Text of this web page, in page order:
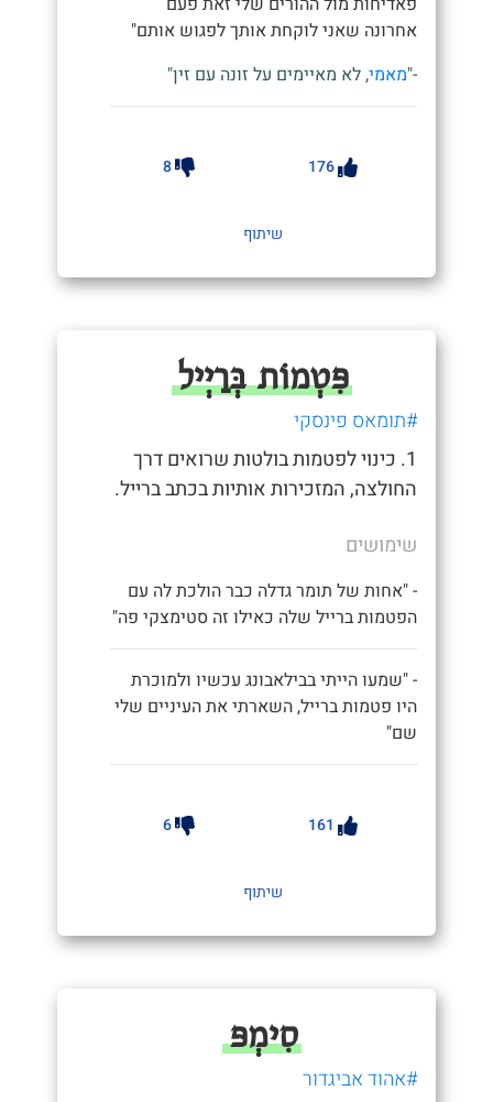
אחרונה שאני לוקחת אותך לפגוש אותם"
-"מאמי, לא מאיימים על זונה עם זין"
176
8
שיתוף
פִּטְמוֹת בְּרַיְיל
#תומאס פינסקי
1. כינוי לפטמות בולטות שרואים דרך
החולצה, המזכירות אותיות בכתב ברייל.
שימושים
- "אחות של תומר גדלה כבר הולכת לה עם
הפטמות ברייל שלה כאילו זה סטימצקי פה"
- "שמעו הייתי בבילאבונג עכשיו ולמוכרת
היו פטמות ברייל, השארתי את העיניים שלי
שם"
161
6
שיתוף
סִימְפּ
#אהוד אביגדור